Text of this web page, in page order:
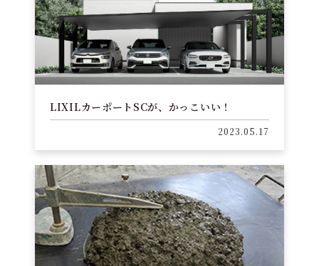
LIXILカーポートSCが、かっこいい！
2023.05.17